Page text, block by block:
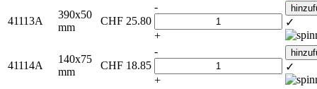
41113A
390x50
mm
CHF 25.80
-
+
✓
41114A
140x75
mm
CHF 18.85
-
+
✓